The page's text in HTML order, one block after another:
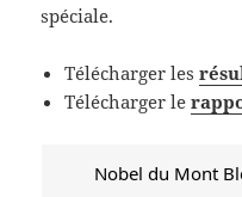
spéciale.
Télécharger les
Télécharger le
Nobel du Mont